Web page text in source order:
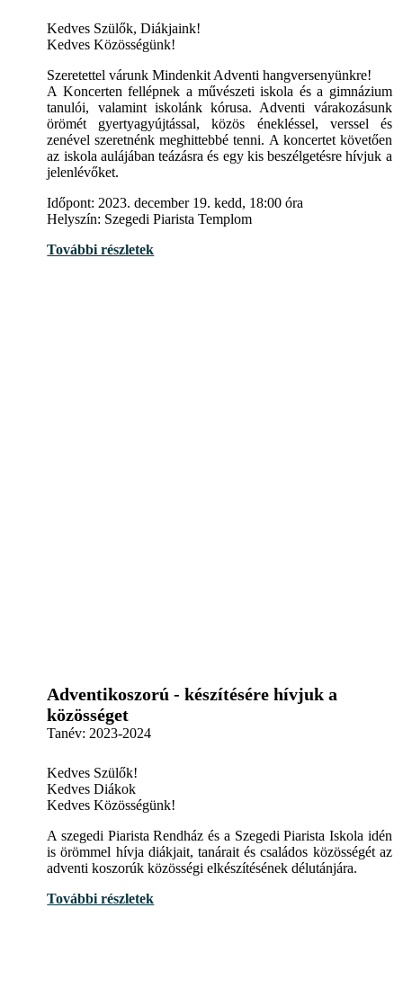
Kedves Szülők, Diákjaink!
Kedves Közösségünk!
Szeretettel várunk Mindenkit Adventi hangversenyünkre!
A Koncerten fellépnek a művészeti iskola és a gimnázium
tanulói, valamint iskolánk kórusa. Adventi várakozásunk
örömét gyertyagyújtással, közös énekléssel, verssel és
zenével szeretnénk meghittebbé tenni. A koncertet követően
az iskola aulájában teázásra és egy kis beszélgetésre hívjuk a
jelenlévőket.
Időpont: 2023. december 19. kedd, 18:00 óra
Helyszín: Szegedi Piarista Templom
További részletek
Adventikoszorú - készítésére hívjuk a
közösséget
Tanév: 2023-2024
Kedves Szülők!
Kedves Diákok
Kedves Közösségünk!
A szegedi Piarista Rendház és a Szegedi Piarista Iskola idén
is örömmel hívja diákjait, tanárait és családos közösségét az
adventi koszorúk közösségi elkészítésének délutánjára.
További részletek